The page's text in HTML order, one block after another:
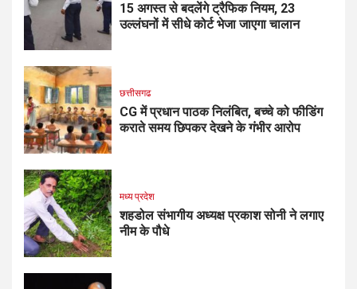
15 अगस्त से बदलेंगे ट्रैफिक नियम, 23
उल्लंघनों में सीधे कोर्ट भेजा जाएगा चालान
छत्तीसगढ
CG में प्रधान पाठक निलंबित, बच्चे को फीडिंग
कराते समय छिपकर देखने के गंभीर आरोप
मध्य प्रदेश
शहडोल संभागीय अध्यक्ष प्रकाश सोनी ने लगाए
नीम के पौधे